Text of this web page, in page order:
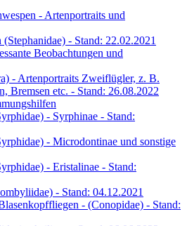
- Artenportraits und
- Stand: 22.02.2021
Beobachtungen und
- Artenportraits Zweiflügler, z. B.
Bremsen etc. - Stand: 26.08.2022
- Syrphinae - Stand:
- Microdontinae und sonstige
- Eristalinae - Stand:
- Stand: 04.12.2021
- (Conopidae) - Stand: